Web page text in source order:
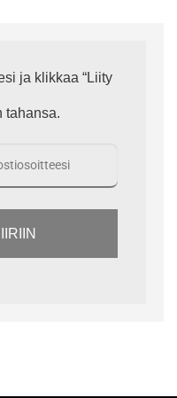
ja klikkaa “Liity
tahansa.